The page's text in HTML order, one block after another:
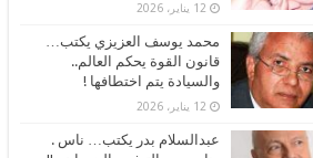
12 يناير، 2026
محمد يوسف العزيزي يكتب…
قانون القوة يحكم العالم..
والسيادة يتم اختطافها !
12 يناير، 2026
عبدالسلام بدر يكتب… ناس .